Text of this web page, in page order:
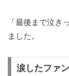
「最後まで泣き
ました。
涙したファ